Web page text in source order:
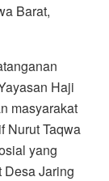
Barat,
Haji
masyarakat
Nurut Taqwa
yang
Desa Jaring